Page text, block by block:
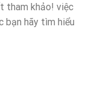
tham khảo! việc
bạn hãy tìm hiểu